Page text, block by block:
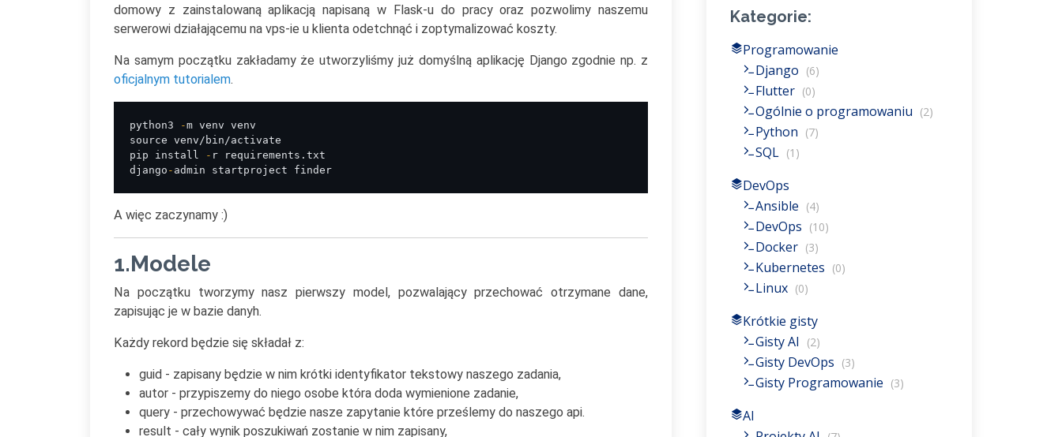
domowy z zainstalowaną aplikacją napisaną w Flask-u do pracy oraz pozwolimy naszemu
serwerowi działającemu na vps-ie u klienta odetchnąć i zoptymalizować koszty.
Na samym początku zakładamy że utworzyliśmy już domyślną aplikację Django zgodnie np. z
oficjalnym tutorialem.
python3 -m venv venv
source venv/bin/activate
pip install
- r requirements.txt
django - admin startproject finder
A więc zaczynamy :)
1.Modele
Na początku tworzymy nasz pierwszy model, pozwalający przechować otrzymane dane,
zapisując je w bazie danyh.
Każdy rekord będzie się składał z:
guid - zapisany będzie w nim krótki identyfikator tekstowy naszego zadania,
autor - przypiszemy do niego osobe która doda wymienione zadanie,
query - przechowywać będzie nasze zapytanie które prześlemy do naszego api.
result - cały wynik poszukiwań zostanie w nim zapisany,
Kategorie:
Programowanie
Django (6)
Flutter (0)
Ogólnie o programowaniu (2)
Python (7)
SQL (1)
DevOps
Ansible (4)
DevOps (10)
Docker (3)
Kubernetes (0)
Linux (0)
Krótkie gisty
Gisty AI
(2)
Gisty DevOps (3)
Gisty Programowanie (3)
AI